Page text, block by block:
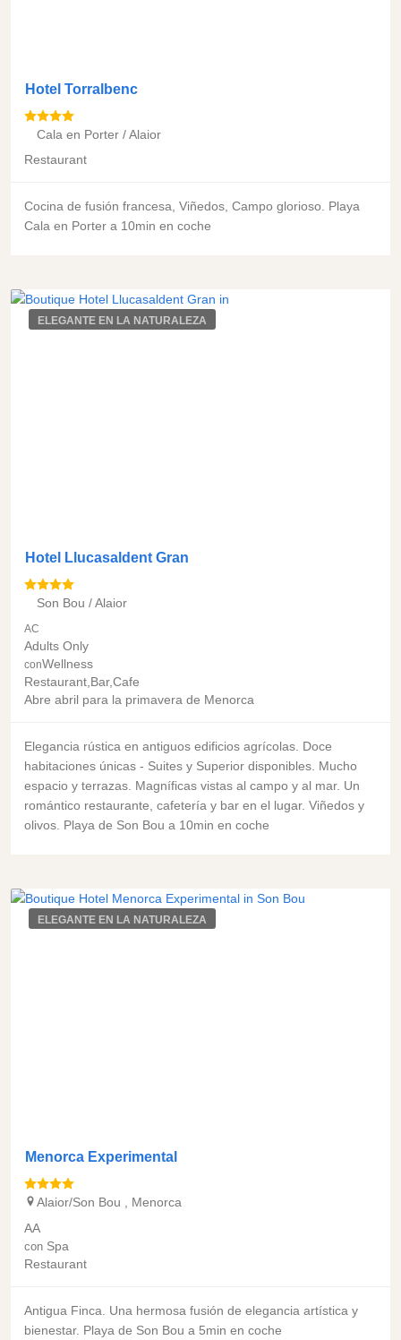
Hotel Torralbenc
Cala en Porter / Alaior
Restaurant
Cocina de fusión francesa, Viñedos, Campo glorioso. Playa
Cala en Porter a 10min en coche
ELEGANTE EN LA NATURALEZA
Hotel Llucasaldent Gran
Son Bou / Alaior
AC
Adults Only
conWellness
Restaurant,Bar,Cafe
Abre abril para la primavera de Menorca
Elegancia rústica en antiguos edificios agrícolas. Doce
habitaciones únicas - Suites y Superior disponibles. Mucho
espacio y terrazas. Magníficas vistas al campo y al mar. Un
romántico restaurante, cafetería y bar en el lugar. Viñedos y
olivos. Playa de Son Bou a 10min en coche
ELEGANTE EN LA NATURALEZA
Menorca Experimental
Alaior/Son Bou
Menorca
AA
con Spa
Restaurant
Antigua Finca. Una hermosa fusión de elegancia artística y
bienestar. Playa de Son Bou a 5min en coche